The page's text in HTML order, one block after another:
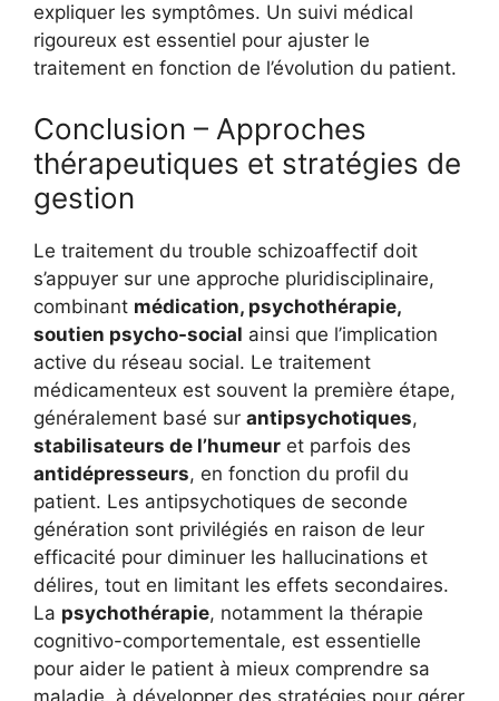
expliquer les symptômes. Un suivi médical
rigoureux est essentiel pour ajuster le
traitement en fonction de l’évolution du patient.
Conclusion – Approches
thérapeutiques et stratégies de
gestion
Le traitement du trouble schizoaffectif doit
s’appuyer sur une approche pluridisciplinaire,
combinant médication, psychothérapie,
soutien psycho-social ainsi que l’implication
active du réseau social. Le traitement
médicamenteux est souvent la première étape,
généralement basé sur antipsychotiques,
stabilisateurs de l’humeur et parfois des
antidépresseurs, en fonction du profil du
patient. Les antipsychotiques de seconde
génération sont privilégiés en raison de leur
efficacité pour diminuer les hallucinations et
délires, tout en limitant les effets secondaires.
La psychothérapie, notamment la thérapie
cognitivo-comportementale, est essentielle
pour aider le patient à mieux comprendre sa
maladie, à développer des stratégies pour gérer